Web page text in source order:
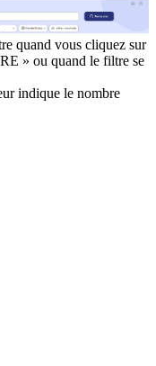
quand vous cliquez sur
» ou quand le filtre se
indique le nombre